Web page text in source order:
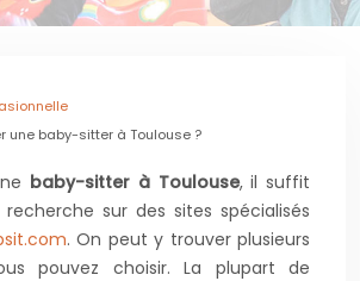
une baby-sitter à Toulouse ?
baby-sitter à Toulouse, il suffit
sur des sites spécialisés
. On peut y trouver plusieurs
pouvez choisir. La plupart de